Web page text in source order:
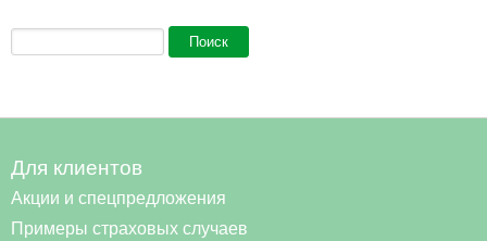
Форма поиска
Поиск
Для клиентов
Акции и спецпредложения
Примеры страховых случаев